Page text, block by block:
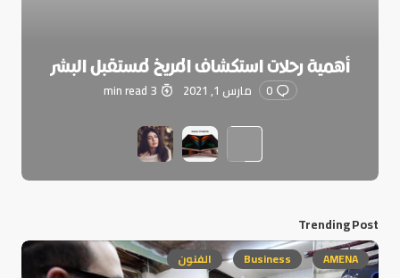
أهمية رحلات استكشاف المريخ لمستقبل البشر
0 مارس 1, 2021 3 min read
Trending Post
AMENA
Business الفنون